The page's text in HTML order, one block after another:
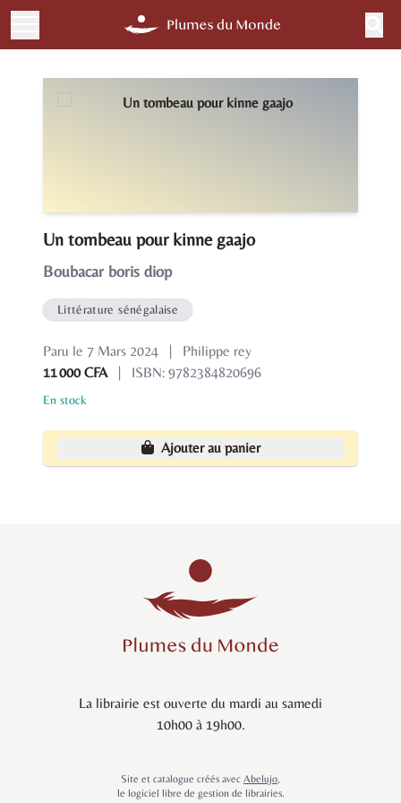
Un tombeau pour kinne gaajo
Boubacar boris diop
Littérature sénégalaise
Paru le 7 Mars 2024 |
Philippe rey
11 000 CFA
| ISBN: 9782384820696
En stock
Ajouter au panier
La librairie est ouverte du mardi au samedi
10h00 à 19h00.
Site et catalogue créés avec Abelujo,
le logiciel libre de gestion de librairies.